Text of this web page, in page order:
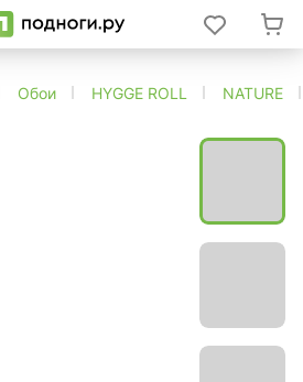
Обои HYGGE ROLL NATURE